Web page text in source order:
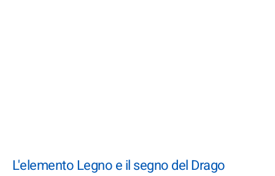
L'elemento Legno e il segno del Drago